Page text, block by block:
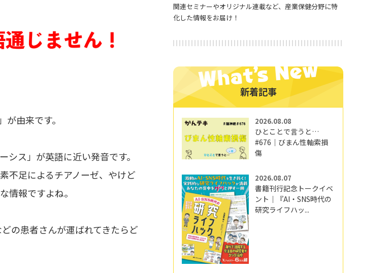
由来です。
ス」が英語に近い発音です。
不足によるチアノーゼ、やけど
情報ですよね。
の患者さんが運ばれてきたらど
関連セミナーやオリジナル連載など、産業保健分野に特
化した情報をお届け！
新着記事
2026.08.08
ひとことで言うと…
#676｜びまん性軸索損
傷
2026.08.07
書籍刊行記念トークイベ
ント｜『AI・SNS時代の
研究ライフハッ...